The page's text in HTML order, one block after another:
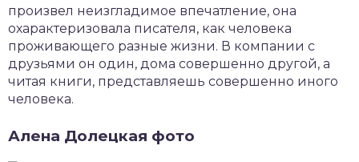
произвел неизгладимое впечатление, она
охарактеризовала писателя, как человека
проживающего разные жизни. В компании с
друзьями он один, дома совершенно другой, а
читая книги, представляешь совершенно иного
человека.
Алена Долецкая фото